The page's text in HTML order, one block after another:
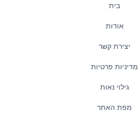
בית
אודות
יצירת קשר
מדיניות פרטיות
גילוי נאות
מפת האתר